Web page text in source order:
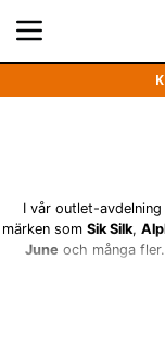
I vår outlet-
märken som Sik Silk,
June och många